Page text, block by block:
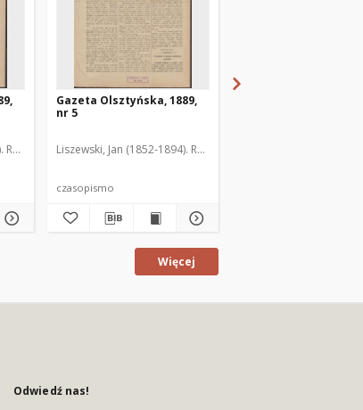
Gazeta Olsztyńska, 1889,
nr 5
Liszewski, Jan (1852-1894). Red.
czasopismo
Więcej
Odwiedź nas!